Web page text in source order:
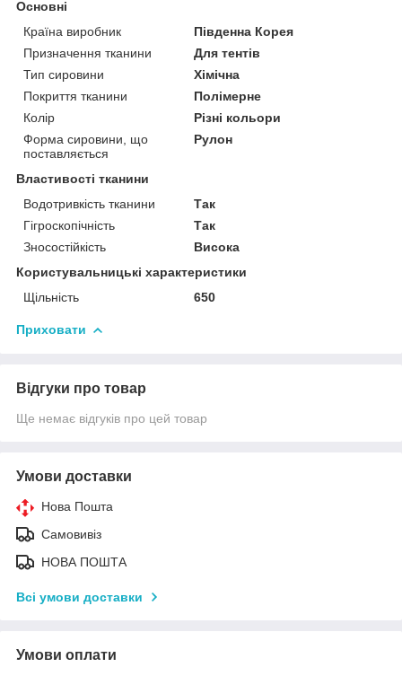
Основні
Країна виробник
Південна Корея
Призначення тканини
Для тентів
Тип сировини
Хімічна
Покриття тканини
Полімерне
Колір
Різні кольори
Форма сировини, що
поставляється
Рулон
Властивості тканини
Водотривкість тканини
Так
Гігроскопічність
Так
Зносостійкість
Висока
Користувальницькі характеристики
Щільність
650
Приховати
Відгуки про товар
Ще немає відгуків про цей товар
Умови доставки
Нова Пошта
Самовивіз
НОВА ПОШТА
Всі умови доставки
Умови оплати